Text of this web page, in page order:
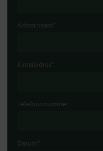
Achternaam *
E-mailadres*
Telefoonnummer
Datum *